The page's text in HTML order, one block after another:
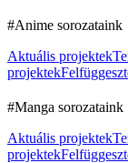
#Anime sorozataink
Aktuális projektek
projektek
#Manga sorozataink
Aktuális projektek
projektek